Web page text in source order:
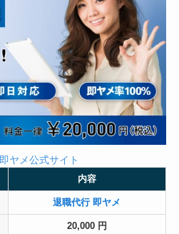
即ヤメ公式サイト
内容
退職代行 即ヤメ
20,000 円